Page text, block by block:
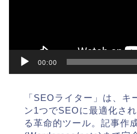
00:00
「SEOライター」は、キ
ン1つでSEOに最適化さ
る革命的ツール。記事作